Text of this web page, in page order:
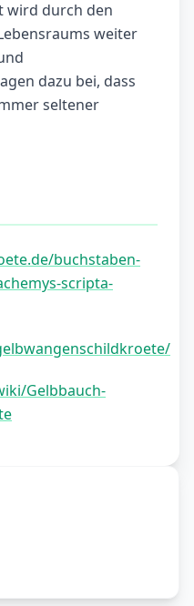
wird durch den
weiter
dazu bei, dass
seltener
buchstaben-
scripta-
Gelbbauch-